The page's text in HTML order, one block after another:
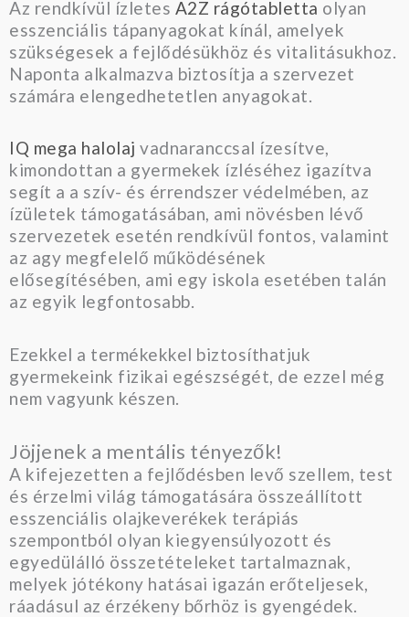
Az rendkívül ízletes A2Z rágótabletta olyan
esszenciális tápanyagokat kínál, amelyek
szükségesek a fejlődésükhöz és vitalitásukhoz.
Naponta alkalmazva biztosítja a szervezet
számára elengedhetetlen anyagokat.
IQ mega halolaj vadnaranccsal ízesítve,
kimondottan a gyermekek ízléséhez igazítva
segít a a szív- és érrendszer védelmében, az
ízületek támogatásában, ami növésben lévő
szervezetek esetén rendkívül fontos, valamint
az agy megfelelő működésének
elősegítésében, ami egy iskola esetében talán
az egyik legfontosabb.
Ezekkel a termékekkel biztosíthatjuk
gyermekeink fizikai egészségét, de ezzel még
nem vagyunk készen.
Jöjjenek a mentális tényezők!
A kifejezetten a fejlődésben levő szellem, test
és érzelmi világ támogatására összeállított
esszenciális olajkeverékek terápiás
szempontból olyan kiegyensúlyozott és
egyedülálló összetételeket tartalmaznak,
melyek jótékony hatásai igazán erőteljesek,
ráadásul az érzékeny bőrhöz is gyengédek.